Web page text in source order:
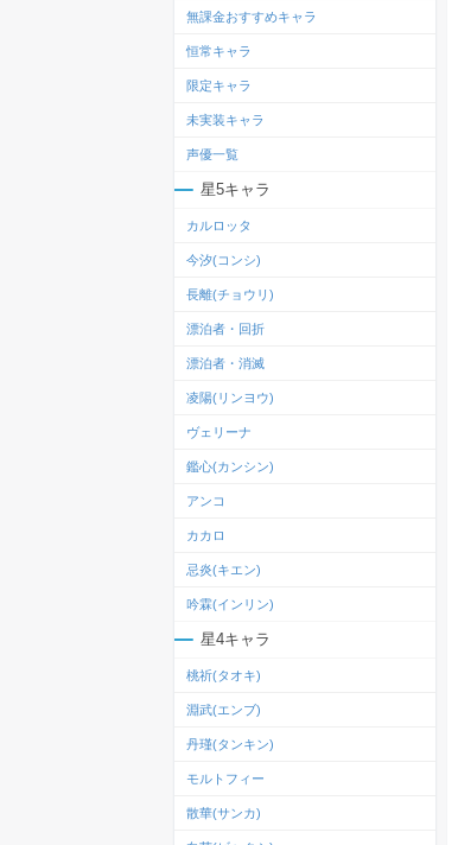
無課金おすすめキャラ
恒常キャラ
限定キャラ
未実装キャラ
声優一覧
星5キャラ
カルロッタ
今汐(コンシ)
長離(チョウリ)
漂泊者・回折
漂泊者・消滅
凌陽(リンヨウ)
ヴェリーナ
鑑心(カンシン)
アンコ
カカロ
忌炎(キエン)
吟霖(インリン)
星4キャラ
桃祈(タオキ)
淵武(エンブ)
丹瑾(タンキン)
モルトフィー
散華(サンカ)